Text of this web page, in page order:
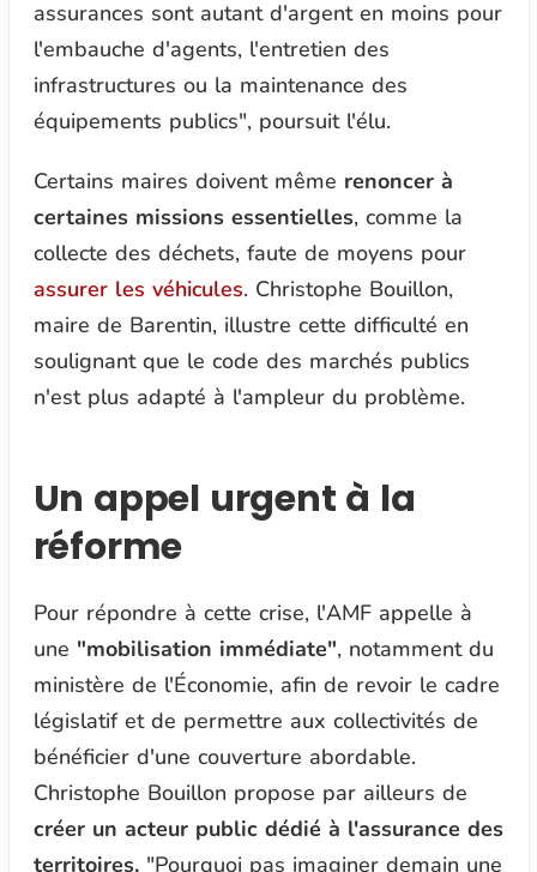
assurances sont autant d'argent en moins pour
l'embauche d'agents, l'entretien des
infrastructures ou la maintenance des
équipements publics", poursuit l'élu.
Certains maires doivent même renoncer à
certaines missions essentielles, comme la
collecte des déchets, faute de moyens pour
assurer les véhicules. Christophe Bouillon,
maire de Barentin, illustre cette difficulté en
soulignant que le code des marchés publics
n'est plus adapté à l'ampleur du problème.
Un appel urgent à la
réforme
Pour répondre à cette crise, l'AMF appelle à
une "mobilisation immédiate", notamment du
ministère de l'Économie, afin de revoir le cadre
législatif et de permettre aux collectivités de
bénéficier d'une couverture abordable.
Christophe Bouillon propose par ailleurs de
créer un acteur public dédié à l'assurance des
territoires. "Pourquoi pas imaginer demain une